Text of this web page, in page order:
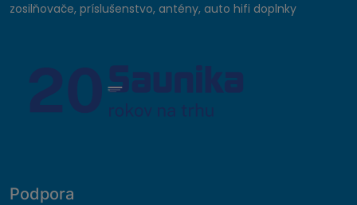
zosilňovače, príslušenstvo, antény, auto hifi doplnky
Podpora